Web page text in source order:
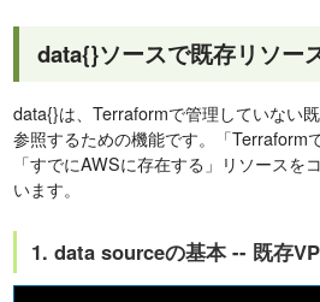
data{}ソースで既存リソー
data{}は、Terraformで管理していない
参照するための機能です。「Terraform
「すでにAWSに存在する」リソースを
います。
1. data sourceの基本 -- 既存